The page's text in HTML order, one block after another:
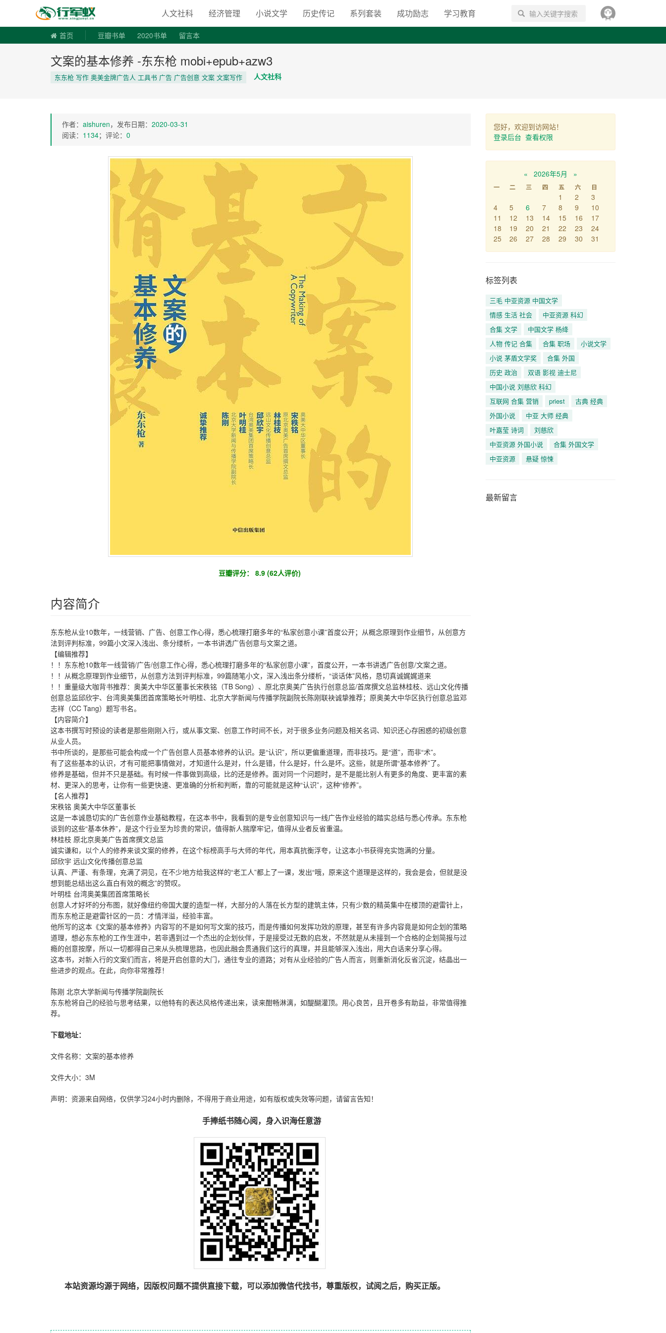
寻书令|走向自由之路
人文社科 经济管理 小说文学 历史传记 系列套装 成功励志 学习教育 搜索
首页 豆瓣书单 2020书单 留言本
文案的基本修养 -东东枪 mobi+epub+azw3
东东枪 写作 奥美金牌广告人 工具书 广告 广告创意 文案 文案写作 人文社科
作者： aishuren，发布日期： 2020-03-31
阅读： 1134；评论： 0
豆瓣评分： 8.9 (62人评价)
内容简介
东东枪从业10数年，一线营销、广告、创意工作心得，悉心梳理打磨多年的“私家创意小课”首度公开；从概念原理到作业细节，从创意方
法到评判标准，99篇小文深入浅出、条分缕析，一本书讲透广告创意与文案之道。
【编辑推荐】
！！东东枪10数年一线营销/广告/创意工作心得，悉心梳理打磨多年的“私家创意小课”，首度公开，一本书讲透广告创意/文案之道。
！！从概念原理到作业细节，从创意方法到评判标准，99篇随笔小文，深入浅出条分缕析，“谈话体”风格，恳切真诚娓娓道来
！！重量级大咖背书推荐：奥美大中华区董事长宋秩铭（TB Song）、原北京奥美广告执行创意总监/首席撰文总监林桂枝、远山文化传播
创意总监邱欣宇、台湾奥美集团首席策略长叶明桂、北京大学新闻与传播学院副院长陈刚联袂诚挚推荐；原奥美大中华区执行创意总监邓
志祥（CC Tang）题写书名。
【内容简介】
这本书撰写时预设的读者是那些刚刚入行，或从事文案、创意工作时间不长，对于很多业务问题及相关名词、知识还心存困惑的初级创意
从业人员。
书中所谈的，是那些可能会构成一个广告创意人员基本修养的认识。是“认识”，所以更偏重道理，而非技巧。是“道”，而非“术”。
有了这些基本的认识，才有可能把事情做对，才知道什么是对，什么是错，什么是好，什么是坏。这些，就是所谓“基本修养”了。
修养是基础，但并不只是基础。有时候一件事做到高级，比的还是修养。面对同一个问题时，是不是能比别人有更多的角度、更丰富的素
材、更深入的思考，让你有一些更快速、更准确的分析和判断，靠的可能就是这种“认识”，这种“修养”。
【名人推荐】
宋秩铭 奥美大中华区董事长
这是一本诚恳切实的广告创意作业基础教程，在这本书中，我看到的是专业创意知识与一线广告作业经验的踏实总结与悉心传承。东东枪
谈到的这些“基本休养”，是这个行业至为珍贵的常识，值得新人揣摩牢记，值得从业者反省重温。
林桂枝 原北京奥美广告首席撰文总监
诚实谦和，以个人的修养来谈文案的修养，在这个标榜高手与大师的年代，用本真抗衡浮夸，让这本小书获得充实饱满的分量。
邱欣宇 远山文化传播创意总监
认真、严谨、有条理，充满了洞见，在不少地方给我这样的“老工人”都上了一课，发出“哦，原来这个道理是这样的，我会是会，但就是没
想到能总结出这么直白有效的概念”的赞叹。
叶明桂 台湾奥美集团首席策略长
创意人才好坏的分布图，就好像纽约帝国大厦的造型一样，大部分的人落在长方型的建筑主体，只有少数的精英集中在楼顶的避雷针上，
而东东枪正是避雷针区的一员：才情洋溢，经验丰富。
他所写的这本《文案的基本修养》内容写的不是如何写文案的技巧，而是传播如何发挥功效的原理，甚至有许多内容竟是如何企划的策略
道理，想必东东枪的工作生涯中，若非遇到过一个杰出的企划伙伴，于是接受过无数的启发，不然就是从未接到一个合格的企划简报与过
瘾的创意按摩，所以一切都得自己来从头梳理思路，也因此融会贯通我们这行的真理，并且能够深入浅出，用大白话来分享心得。
这本书，对新入行的文案们而言，将是开启创意的大门，通往专业的道路；对有从业经验的广告人而言，则重新消化反省沉淀，结晶出一
些进步的观点。在此，向你非常推荐！
陈刚 北京大学新闻与传播学院副院长
东东枪将自己的经验与思考结果，以他特有的表达风格传递出来，读来酣畅淋漓，如醍醐灌顶。用心良苦，且开卷多有助益，非常值得推
荐。
下载地址：
文件名称：文案的基本修养
文件大小：3M
声明：资源来自网络，仅供学习24小时内删除，不得用于商业用途，如有版权或失效等问题，请留言告知！
手捧纸书随心阅，身入识海任意游
本站资源均源于网络，因版权问题不提供直接下载，可以添加微信代找书，尊重版权，试阅之后，购买正版。
您好，欢迎到访网站！
登录后台 查看权限
« 2026年5月 »
一 二 三 四 五 六 日
1 2
3
4
5 6 7 8 9
10
11
12 13 14 15 16
17
18
19 20 21 22 23
24
25
26 27 28 29 30 31
标签列表
三毛 中亚资源 中国文学
情感 生活 社会
中亚资源 科幻
合集 文学
中国文学 杨绛
人物 传记 合集
合集 职场
小说文学
小说 茅盾文学奖
合集 外国
历史 政治
双语 影视 迪士尼
中国小说 刘慈欣 科幻
互联网 合集 营销
priest
古典 经典
外国小说
中亚 大师 经典
叶嘉莹 诗词
刘慈欣
中亚资源 外国小说
合集 外国文学
中亚资源
悬疑 惊悚
最新留言